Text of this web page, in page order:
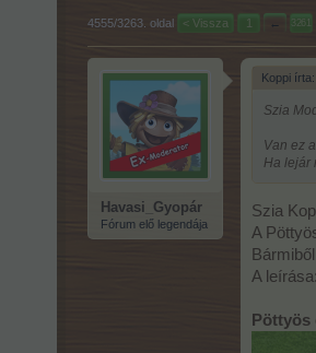
4555/3263. oldal < Vissza 1 ← 3261
Havasi_Gyopár
Fórum elő legendája
Koppi írta:
Szia
Van ez
Ha lejár
Szia
A
A leírása:
Pöttyös